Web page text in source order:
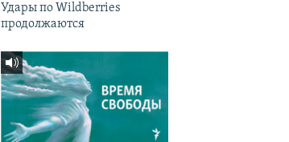
Удары по Wildberries
продолжаются